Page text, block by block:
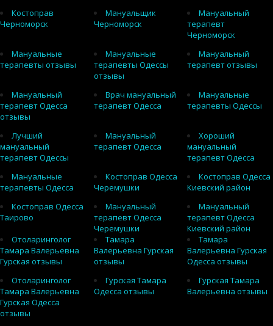
Костоправ
Черноморск
Мануальщик
Черноморск
Мануальный
терапевт
Черноморск
Мануальные
терапевты отзывы
Мануальные
терапевты Одессы
отзывы
Мануальный
терапевт отзывы
Мануальный
терапевт Одесса
отзывы
Врач мануальный
терапевт Одесса
Мануальные
терапевты Одессы
Лучший
мануальный
терапевт Одессы
Мануальный
терапевт Одесса
Хороший
мануальный
терапевт Одесса
Мануальные
терапевты Одесса
Костоправ Одесса
Черемушки
Костоправ Одесса
Киевский район
Костоправ Одесса
Таирово
Мануальный
терапевт Одесса
Черемушки
Мануальный
терапевт Одесса
Киевский район
Отоларинголог
Тамара Валерьевна
Гурская отзывы
Тамара
Валерьевна Гурская
отзывы
Тамара
Валерьевна Гурская
Одесса отзывы
Отоларинголог
Тамара Валерьевна
Гурская Одесса
отзывы
Гурская Тамара
Одесса отзывы
Гурская Тамара
Валерьевна отзывы